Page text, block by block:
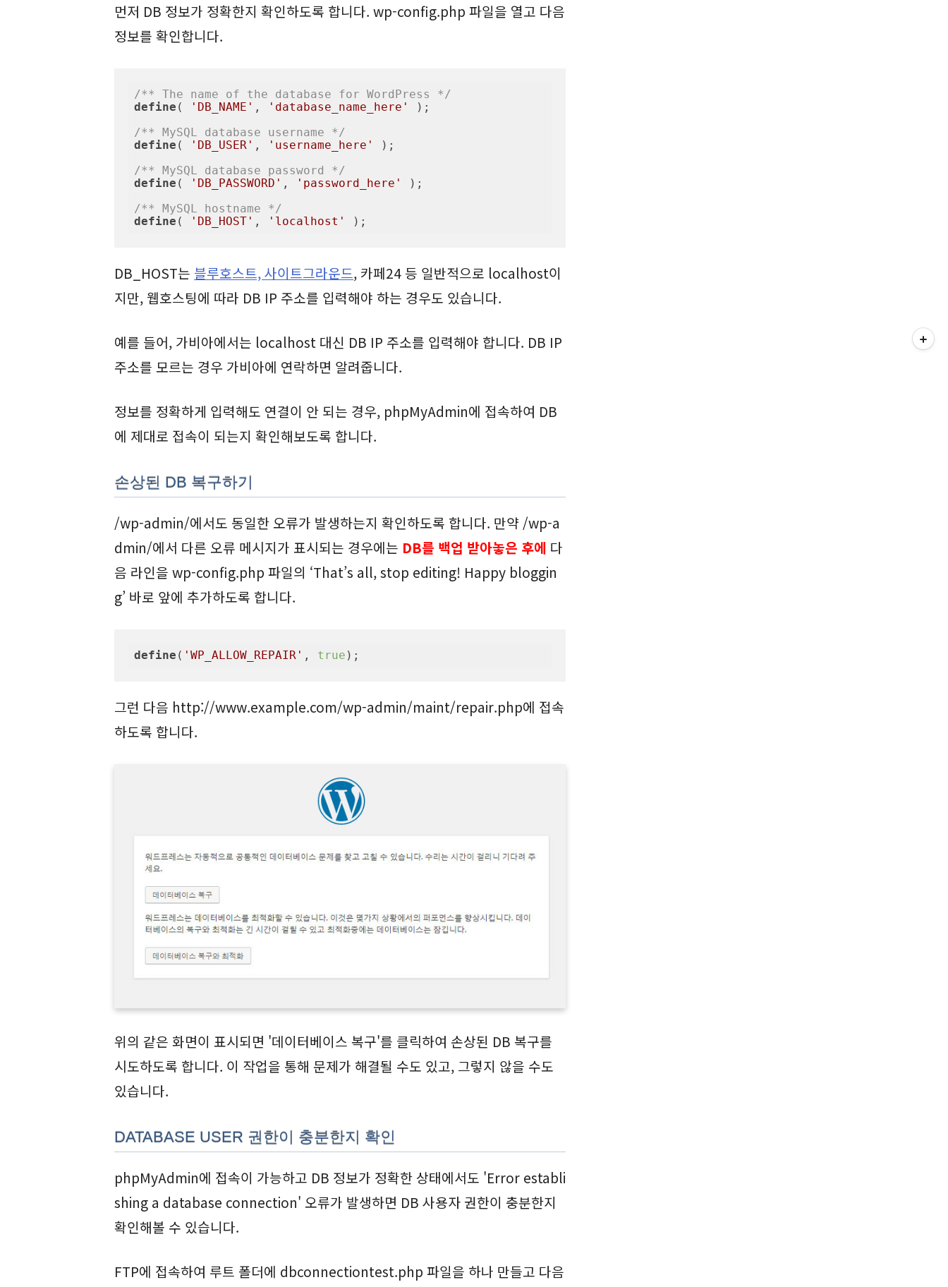
먼저 DB 정보가 정확한지 확인하도록 합니다. wp-config.php 파일을 열고 다음
정보를 확인합니다.
/** The name of the database for WordPress */
define ( 'DB_NAME' , 'database_name_here'
);
/** MySQL database username */
define ( 'DB_USER' , 'username_here'
);
/** MySQL database password */
define ( 'DB_PASSWORD' , 'password_here'
);
/** MySQL hostname */
define ( 'DB_HOST' , 'localhost' );
DB_HOST는 블루호스트, 사이트그라운드, 카페24 등 일반적으로 localhost이
지만, 웹호스팅에 따라 DB IP 주소를 입력해야 하는 경우도 있습니다.
예를 들어, 가비아에서는 localhost 대신 DB IP 주소를 입력해야 합니다. DB IP
주소를 모르는 경우 가비아에 연락하면 알려줍니다.
정보를 정확하게 입력해도 연결이 안 되는 경우, phpMyAdmin에 접속하여 DB
에 제대로 접속이 되는지 확인해보도록 합니다.
손상된 DB 복구하기
/wp-admin/에서도 동일한 오류가 발생하는지 확인하도록 합니다. 만약 /wp-a
dmin/에서 다른 오류 메시지가 표시되는 경우에는 DB를 백업 받아놓은 후에 다
음 라인을 wp-config.php 파일의 ‘That’s all, stop editing! Happy bloggin
g’ 바로 앞에 추가하도록 합니다.
define ( 'WP_ALLOW_REPAIR' , true );
그런 다음 http://www.example.com/wp-admin/maint/repair.php에 접속
하도록 합니다.
위의 같은 화면이 표시되면 '데이터베이스 복구'를 클릭하여 손상된 DB 복구를
시도하도록 합니다. 이 작업을 통해 문제가 해결될 수도 있고, 그렇지 않을 수도
있습니다.
DATABASE USER 권한이 충분한지 확인
phpMyAdmin에 접속이 가능하고 DB 정보가 정확한 상태에서도 'Error establi
shing a database connection' 오류가 발생하면 DB 사용자 권한이 충분한지
확인해볼 수 있습니다.
FTP에 접속하여 루트 폴더에 dbconnectiontest.php 파일을 하나 만들고 다음